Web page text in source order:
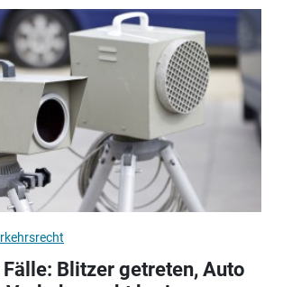
Blitzer getreten, Auto